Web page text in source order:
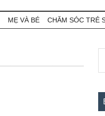
MẸ VÀ BÉ CHĂM SÓC TRẺ
...